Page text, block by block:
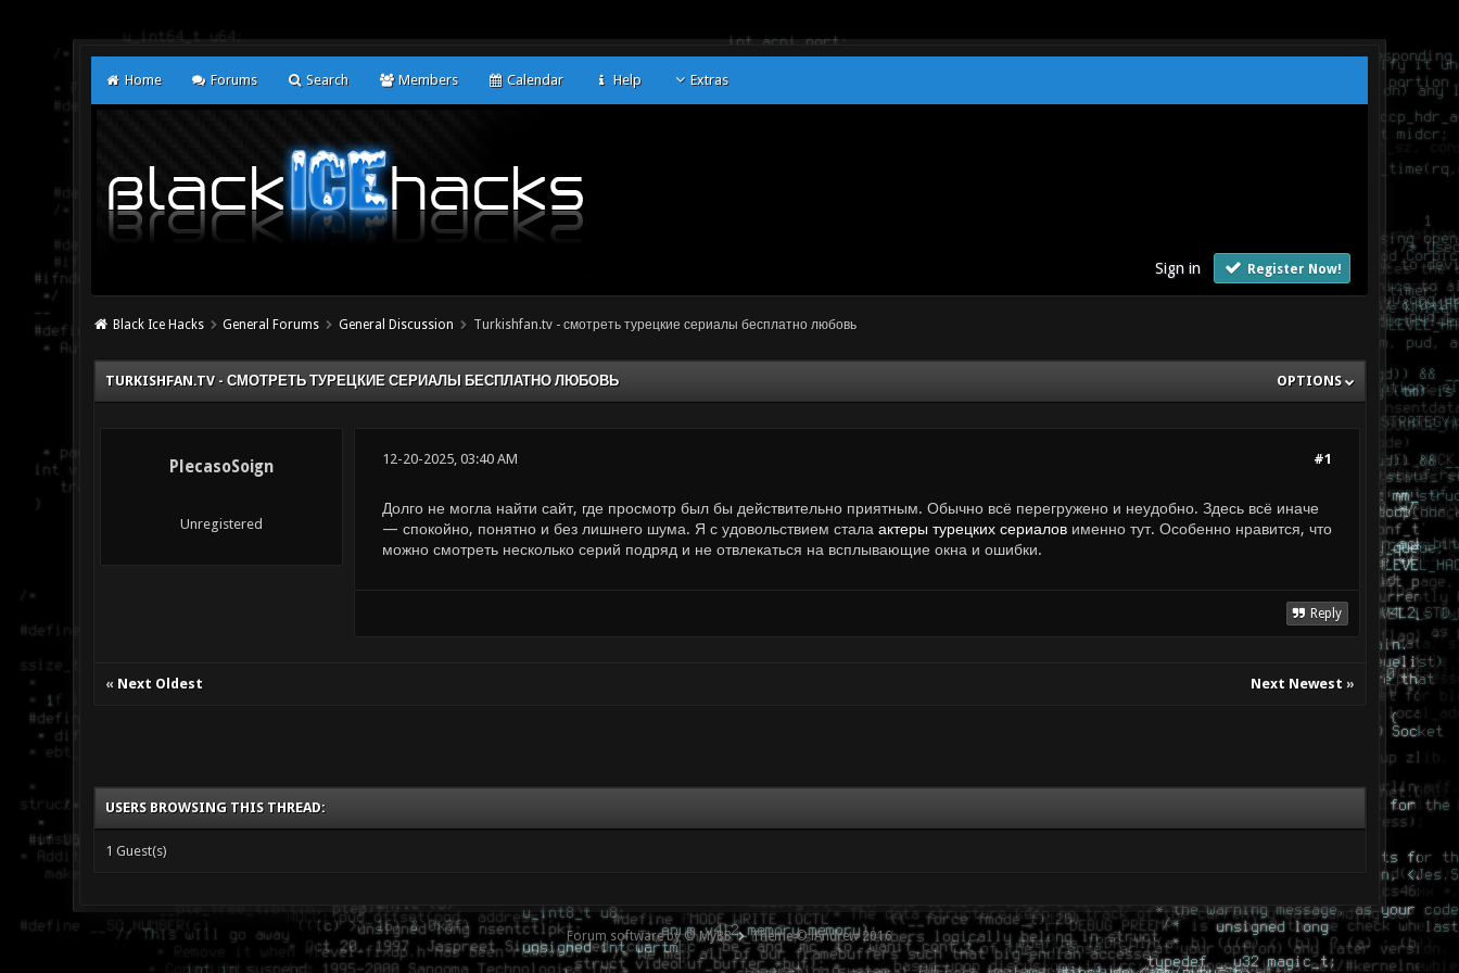
Home Forums Search Members Calendar Help Extras
Sign in Register Now!
Black Ice Hacks General Forums General Discussion Turkishfan.tv - смотреть турецкие сериалы бесплатно любовь
OPTIONS
TURKISHFAN.TV - СМОТРЕТЬ ТУРЕЦКИЕ СЕРИАЛЫ БЕСПЛАТНО ЛЮБОВЬ
PlecasoSoign
Unregistered
#1
12-20-2025, 03:40 AM
Долго не могла найти сайт, где просмотр был бы действительно приятным. Обычно всё перегружено и неудобно. Здесь всё иначе
— спокойно, понятно и без лишнего шума. Я с удовольствием стала актеры турецких сериаловименно тут. Особенно нравится, что
можно смотреть несколько серий подряд и не отвлекаться на всплывающие окна и ошибки.
Reply
« Next Oldest Next Newest »
USERS BROWSING THIS THREAD:
1 Guest(s)
Forum software by © MyBB Theme © iAndrew 2016